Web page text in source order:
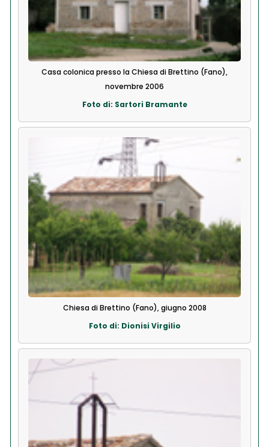
Casa colonica presso la Chiesa di Brettino (Fano),
novembre 2006
Foto di: Sartori Bramante
Chiesa di Brettino (Fano), giugno 2008
Foto di: Dionisi Virgilio